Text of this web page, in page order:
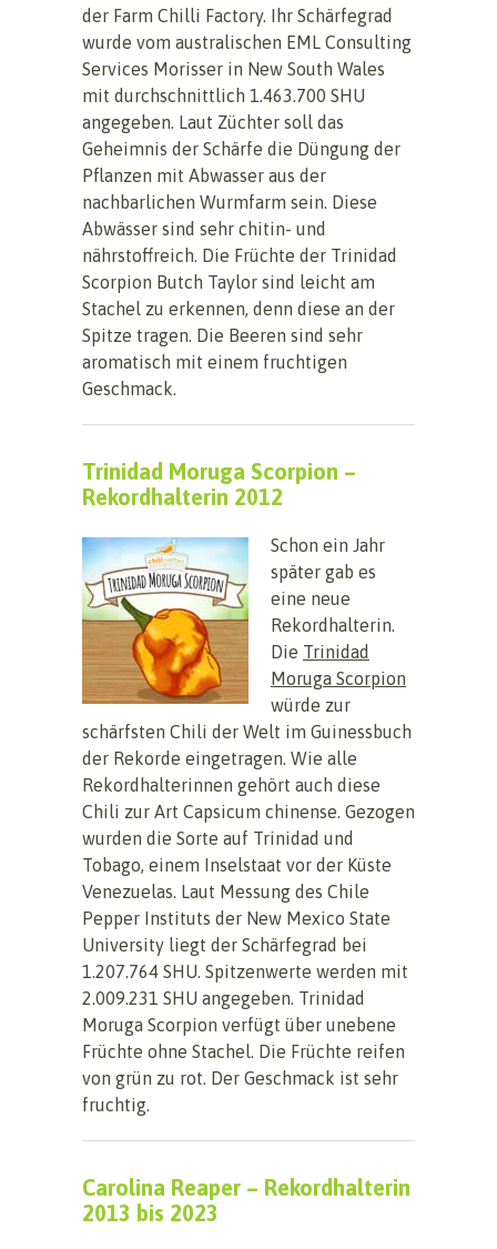
der Farm Chilli Factory. Ihr Schärfegrad
wurde vom australischen EML Consulting
Services Morisser in New South Wales
mit durchschnittlich 1.463.700 SHU
angegeben. Laut Züchter soll das
Geheimnis der Schärfe die Düngung der
Pflanzen mit Abwasser aus der
nachbarlichen Wurmfarm sein. Diese
Abwässer sind sehr chitin- und
nährstoffreich. Die Früchte der Trinidad
Scorpion Butch Taylor sind leicht am
Stachel zu erkennen, denn diese an der
Spitze tragen. Die Beeren sind sehr
aromatisch mit einem fruchtigen
Geschmack.
Trinidad Moruga Scorpion –
Rekordhalterin 2012
Schon ein Jahr
später gab es
eine neue
Rekordhalterin.
Die Trinidad
Moruga Scorpion
würde zur
schärfsten Chili der Welt im Guinessbuch
der Rekorde eingetragen. Wie alle
Rekordhalterinnen gehört auch diese
Chili zur Art Capsicum chinense. Gezogen
wurden die Sorte auf Trinidad und
Tobago, einem Inselstaat vor der Küste
Venezuelas. Laut Messung des Chile
Pepper Instituts der New Mexico State
University liegt der Schärfegrad bei
1.207.764 SHU. Spitzenwerte werden mit
2.009.231 SHU angegeben. Trinidad
Moruga Scorpion verfügt über unebene
Früchte ohne Stachel. Die Früchte reifen
von grün zu rot. Der Geschmack ist sehr
fruchtig.
Carolina Reaper – Rekordhalterin
2013 bis 2023